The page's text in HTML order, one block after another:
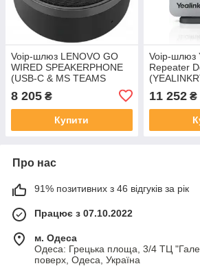
Voip-шлюз LENOVO GO
WIRED SPEAKERPHONE
(USB-C & MS TEAMS
8 205 ₴
Купити
Voip-шлюз
Repeater
11 252₴
Про нас
91% позитивних з 46 відгуків за рік
Працює з 07.10.2022
м. Одеса
Одеса: Грецька площа, 3/4 ТЦ
поверх, Одеса, Україна